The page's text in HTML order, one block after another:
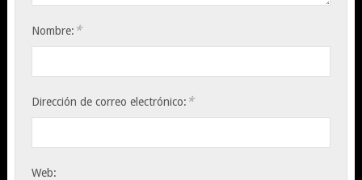
Nombre: *
Dirección de correo electrónico: *
Web: